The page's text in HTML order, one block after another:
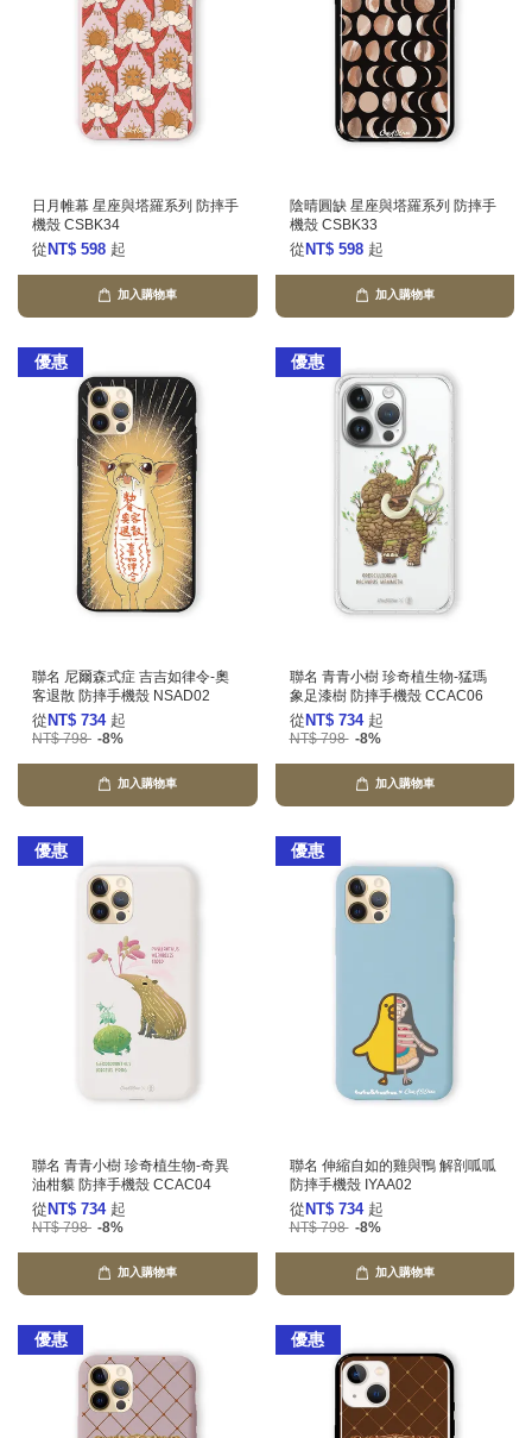
日月帷幕 星座與塔羅系列 防摔手
機殼 CSBK34
從 NT$ 598 起
加入購物車
陰晴圓缺 星座與塔羅系列 防摔手
機殼 CSBK33
從 NT$ 598 起
加入購物車
優惠
聯名 尼爾森式症 吉吉如律令-奧
客退散 防摔手機殼 NSAD02
從 NT$ 734 起
NT$ 798 -8%
加入購物車
優惠
聯名 青青小樹 珍奇植生物-猛瑪
象足漆樹 防摔手機殼 CCAC06
從 NT$ 734 起
NT$ 798 -8%
加入購物車
優惠
聯名 青青小樹 珍奇植生物-奇異
油柑貘 防摔手機殼 CCAC04
從 NT$ 734 起
NT$ 798 -8%
加入購物車
優惠
聯名 伸縮自如的雞與鴨 解剖呱呱
防摔手機殼 IYAA02
從 NT$ 734 起
NT$ 798 -8%
加入購物車
優惠 優惠